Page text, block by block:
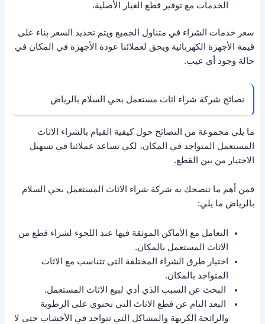
الخدمات مع توفير قطع الغيار الأصلية.
سعر خدمات الشراء في متناول الجميع ويتم تحديد السعر بناء على
قيمة الأجهزة الكهربائية ويحق لعملائنا عودة الأجهزة في المكان في
حالة وجود أي عيب.
نصائح شركة شراء اثاث مستعمل بحي السلام بالرياض
ما يلي مجموعة من النصائح حول كيفية القيام بالشراء الاثاث
المستعمل المتواجد في المكان، لكي تساعد عملائنا في تسهيل
الاختيار من بين القطع.
فمن أهم ما تنصحك به شركة شراء الاثاث المستعمل بحي السلام
بالرياض ما يلي:
التعامل مع الأماكن الموثقة فيها عند اللجوء لشراء قطع من
الاثاث المستعمل بالمكان.
اختيار طرق الشراء المختلفة التى تتناسب مع الاثاث
المتواجد بالمكان.
البحث عن السبب الذي أدي لبيع الاثاث المستعمل.
البعد التام عن قطع الاثاث التي تحتوي على الرطوبة
والرائحة الكريهة والمشاكل التي تتواجد في الأخشاب حتى لا